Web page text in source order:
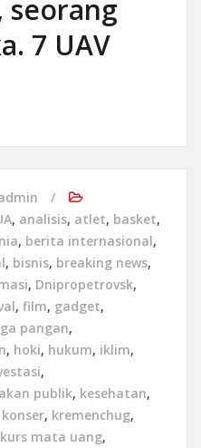
seorang
7 UAV
, analisis, atlet, basket,
, berita internasional,
, bisnis, breaking news,
, Dnipropetrovsk,
, film, gadget,
pangan,
, hoki, hukum, iklim,
,
publik, kesehatan,
konser, kremenchug,
kurs mata uang,